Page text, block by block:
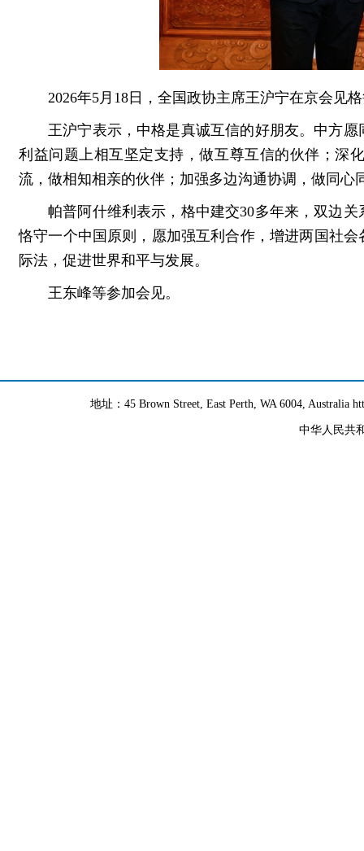
2026年5月18日，全国政协主席王沪宁在京会见
王沪宁表示，中格是真诚互信的好朋友。中方
利益问题上相互坚定支持，做互尊互信的伙伴；深
流，做相知相亲的伙伴；加强多边沟通协调，做同
帕普阿什维利表示，格中建交30多年来，双边
恪守一个中国原则，愿加强互利合作，增进两国社
际法，促进世界和平与发展。
王东峰等参加会见。
地址：45 Brown Street, East Perth, WA 6004, Australia
中华人民共